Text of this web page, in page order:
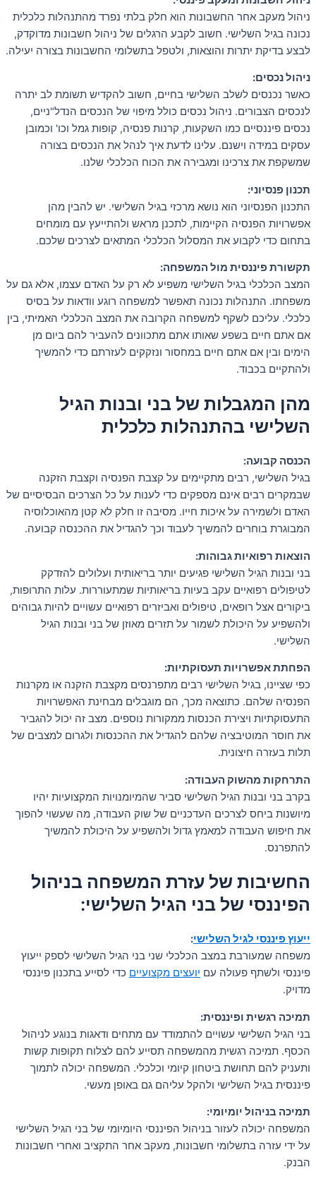
ניהול מעקב אחר החשבונות הוא חלק בלתי נפרד מהתנהלות כלכלית
נכונה בגיל השלישי. חשוב לקבע הרגלים של ניהול חשבונות מדוקדק,
לבצע בדיקת יתרות והוצאות, ולטפל בתשלומי החשבונות בצורה יעילה.
ניהול נכסים:
כאשר נכנסים לשלב השלישי בחיים, חשוב להקדיש תשומת לב יתרה
לנכסים הצבורים. ניהול נכסים כולל מיפוי של הנכסים הנדל"ניים,
נכסים פיננסיים כמו השקעות, קרנות פנסיה, קופות גמל וכו' וכמובן
עסקים במידה וישנם. עלינו לדעת איך לנהל את הנכסים בצורה
שמשקפת את צרכינו ומגבירה את הכוח הכלכלי שלנו.
תכנון פנסיוני:
התכנון הפנסיוני הוא נושא מרכזי בגיל השלישי. יש להבין מהן
אפשרויות הפנסיה הקיימות, לתכנן מראש ולהתייעץ עם מומחים
בתחום כדי לקבוע את המסלול הכלכלי המתאים לצרכים שלכם.
תקשורת פיננסית מול המשפחה:
המצב הכלכלי בגיל השלישי משפיע לא רק על האדם עצמו, אלא גם על
משפחתו. התנהלות נכונה תאפשר למשפחה רוגע וודאות על בסיס
כלכלי. עליכם לשקף למשפחה הקרובה את המצב הכלכלי האמיתי, בין
אם אתם חיים בשפע שאותו אתם מתכוונים להעביר להם ביום מן
הימים ובין אם אתם חיים במחסור ונזקקים לעזרתם כדי להמשיך
ולהתקיים בכבוד.
מהן המגבלות של בני ובנות הגיל
השלישי בהתנהלות כלכלית
הכנסה קבועה:
בגיל השלישי, רבים מתקיימים על קצבת הפנסיה וקצבת הזקנה
שבמקרים רבים אינם מספקים כדי לענות על כל הצרכים הבסיסיים של
האדם ולשמירה על איכות חייו. מסיבה זו חלק לא קטן מהאוכלוסיה
המבוגרת בוחרים להמשיך לעבוד וכך להגדיל את ההכנסה קבועה.
הוצאות רפואיות גבוהות:
בני ובנות הגיל השלישי פגיעים יותר בריאותית ועלולים להזדקק
לטיפולים רפואיים עקב בעיות בריאותיות שמתעוררות. עלות התרופות,
ביקורים אצל רופאים, טיפולים ואביזרים רפואיים עשויים להיות גבוהים
ולהשפיע על היכולת לשמור על תזרים מאוזן של בני ובנות הגיל
השלישי.
הפחתת אפשרויות תעסוקתיות:
כפי שציינו, בגיל השלישי רבים מתפרנסים מקצבת הזקנה או מקרנות
הפנסיה שלהם. כתוצאה מכך, הם מוגבלים מבחינת האפשרויות
התעסוקתיות ויצירת הכנסות ממקורות נוספים. מצב זה יכול להגביר
את חוסר המוטיבציה שלהם להגדיל את ההכנסות ולגרום למצבים של
תלות בעזרה חיצונית.
התרחקות מהשוק העבודה:
בקרב בני ובנות הגיל השלישי סביר שהמיומנויות המקצועיות יהיו
מיושנות ביחס לצרכים העדכניים של שוק העבודה, מה שעשוי להפוך
את חיפוש העבודה למאמץ גדול ולהשפיע על היכולת להמשיך
להתפרנס.
החשיבות של עזרת המשפחה בניהול
הפיננסי של בני הגיל השלישי:
ייעוץ פיננסי לגיל השלישי:
משפחה שמעורבת במצב הכלכלי שני בני הגיל השלישי לספק ייעוץ
פיננסי ולשתף פעולה עם יועצים מקצועיים כדי לסייע בתכנון פיננסי
מדויק.
תמיכה רגשית ופיננסית:
בני הגיל השלישי עשויים להתמודד עם מתחים ודאגות בנוגע לניהול
הכסף. תמיכה רגשית מהמשפחה תסייע להם לצלוח תקופות קשות
ותעניק להם תחושת ביטחון קיומי וכלכלי. המשפחה יכולה לתמוך
פיננסית בגיל השלישי ולהקל עליהם גם באופן מעשי.
תמיכה בניהול יומיומי:
המשפחה יכולה לעזור בניהול הפיננסי היומיומי של בני הגיל השלישי
על ידי עזרה בתשלומי חשבונות, מעקב אחר התקציב ואחרי חשבונות
הבנק.